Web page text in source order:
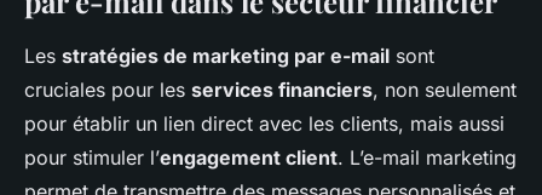
par E-mail pour Maximiser
l"Impact des Services
Financiers
8 janvier 2025 6 min de lecture
Les stratégies de marketing par e-mail sont
cruciales pour les services financiers, non seulement
pour établir un lien direct avec les clients, mais aussi
pour stimuler l’engagement client. L’e-mail marketing